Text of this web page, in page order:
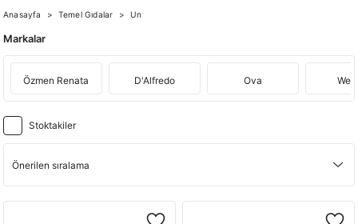
Anasayfa Temel Gıdalar Un
Markalar
Özmen Renata D'Alfredo Ova
Stoktakiler